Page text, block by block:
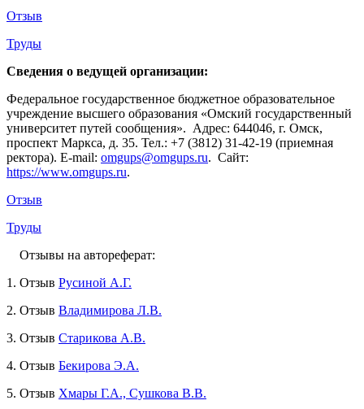
Отзыв
Труды
Сведения о ведущей организации:
Федеральное государственное бюджетное образовательное
учреждение высшего образования «Омский государственный
университет путей сообщения». Адрес: 644046, г. Омск,
проспект Маркса, д. 35. Тел.: +7 (3812) 31-42-19 (приемная
ректора). E-mail: omgups@omgups.ru. Сайт:
https://www.omgups.ru.
Отзыв
Труды
Отзывы на автореферат:
1. Отзыв Русиной А.Г.
2. Отзыв Владимирова Л.В.
3. Отзыв Старикова А.В.
4. Отзыв Бекирова Э.А.
5. Отзыв Хмары Г.А., Сушкова В.В.